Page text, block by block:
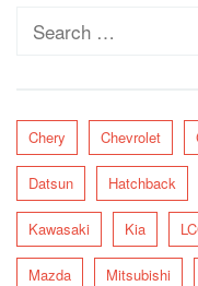
Search
Chery Chevrolet
Datsun Hatchback
Kawasaki Kia
Mazda Mitsubishi